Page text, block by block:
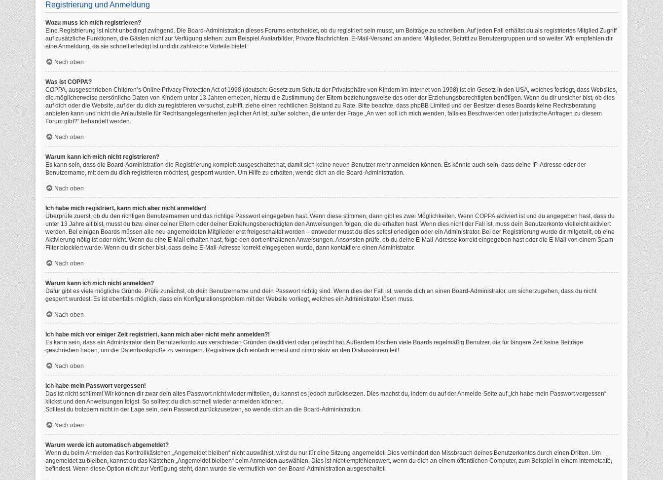
Registrierung und Anmeldung
Wozu muss ich mich registrieren?
Eine Registrierung ist nicht unbedingt zwingend. Die Board-Administration dieses Forums entscheidet, ob du registriert sein musst, um Beiträge zu schreiben. Auf jeden Fall erhältst du als registriertes Mitglied Zugriff
auf zusätzliche Funktionen, die Gästen nicht zur Verfügung stehen: zum Beispiel Avatarbilder, Private Nachrichten, E-Mail-Versand an andere Mitglieder, Beitritt zu Benutzergruppen und so weiter. Wir empfehlen dir
eine Anmeldung, da sie schnell erledigt ist und dir zahlreiche Vorteile bietet.
Nach oben
Was ist COPPA?
COPPA, ausgeschrieben Children’s Online Privacy Protection Act of 1998 (deutsch: Gesetz zum Schutz der Privatsphäre von Kindern im Internet von 1998) ist ein Gesetz in den USA, welches festlegt, dass Websites,
die möglicherweise persönliche Daten von Kindern unter 13 Jahren erheben, hierzu die Zustimmung der Eltern beziehungsweise des oder der Erziehungsberechtigten benötigen. Wenn du dir unsicher bist, ob dies
auf dich oder die Website, auf der du dich zu registrieren versuchst, zutrifft, ziehe einen rechtlichen Beistand zu Rate. Bitte beachte, dass phpBB Limited und der Besitzer dieses Boards keine Rechtsberatung
anbieten kann und nicht die Anlaufstelle für Rechtsangelegenheiten jeglicher Art ist; außer solchen, die unter der Frage „An wen soll ich mich wenden, falls es Beschwerden oder juristische Anfragen zu diesem
Forum gibt?“ behandelt werden.
Nach oben
Warum kann ich mich nicht registrieren?
Es kann sein, dass die Board-Administration die Registrierung komplett ausgeschaltet hat, damit sich keine neuen Benutzer mehr anmelden können. Es könnte auch sein, dass deine IP-Adresse oder der
Benutzername, mit dem du dich registrieren möchtest, gesperrt wurden. Um Hilfe zu erhalten, wende dich an die Board-Administration.
Nach oben
Ich habe mich registriert, kann mich aber nicht anmelden!
Überprüfe zuerst, ob du den richtigen Benutzernamen und das richtige Passwort eingegeben hast. Wenn diese stimmen, dann gibt es zwei Möglichkeiten. Wenn COPPA aktiviert ist und du angegeben hast, dass du
unter 13 Jahre alt bist, musst du bzw. einer deiner Eltern oder deiner Erziehungsberechtigten den Anweisungen folgen, die du erhalten hast. Wenn dies nicht der Fall ist, muss dein Benutzerkonto vielleicht aktiviert
werden. Bei einigen Boards müssen alle neu angemeldeten Mitglieder erst freigeschaltet werden – entweder musst du dies selbst erledigen oder ein Administrator. Bei der Registrierung wurde dir mitgeteilt, ob eine
Aktivierung nötig ist oder nicht. Wenn du eine E-Mail erhalten hast, folge den dort enthaltenen Anweisungen. Ansonsten prüfe, ob du deine E-Mail-Adresse korrekt eingegeben hast oder die E-Mail von einem Spam-
Filter blockiert wurde. Wenn du dir sicher bist, dass deine E-Mail-Adresse korrekt eingegeben wurde, dann kontaktiere einen Administrator.
Nach oben
Warum kann ich mich nicht anmelden?
Dafür gibt es viele mögliche Gründe. Prüfe zunächst, ob dein Benutzername und dein Passwort richtig sind. Wenn dies der Fall ist, wende dich an einen Board-Administrator, um sicherzugehen, dass du nicht
gesperrt wurdest. Es ist ebenfalls möglich, dass ein Konfigurationsproblem mit der Website vorliegt, welches ein Administrator lösen muss.
Nach oben
Ich habe mich vor einiger Zeit registriert, kann mich aber nicht mehr anmelden?!
Es kann sein, dass ein Administrator dein Benutzerkonto aus verschieden Gründen deaktiviert oder gelöscht hat. Außerdem löschen viele Boards regelmäßig Benutzer, die für längere Zeit keine Beiträge
geschrieben haben, um die Datenbankgröße zu verringern. Registriere dich einfach erneut und nimm aktiv an den Diskussionen teil!
Nach oben
Ich habe mein Passwort vergessen!
Das ist nicht schlimm! Wir können dir zwar dein altes Passwort nicht wieder mitteilen, du kannst es jedoch zurücksetzen. Dies machst du, indem du auf der Anmelde-Seite auf „Ich habe mein Passwort vergessen“
klickst und den Anweisungen folgst. So solltest du dich schnell wieder anmelden können.
Solltest du trotzdem nicht in der Lage sein, dein Passwort zurückzusetzen, so wende dich an die Board-Administration.
Nach oben
Warum werde ich automatisch abgemeldet?
Wenn du beim Anmelden das Kontrollkästchen „Angemeldet bleiben“ nicht auswählst, wirst du nur für eine Sitzung angemeldet. Dies verhindert den Missbrauch deines Benutzerkontos durch einen Dritten. Um
angemeldet zu bleiben, kannst du das Kästchen „Angemeldet bleiben“ beim Anmelden auswählen. Dies ist nicht empfehlenswert, wenn du dich an einem öffentlichen Computer, zum Beispiel in einem Internetcafé,
befindest. Wenn diese Option nicht zur Verfügung steht, dann wurde sie vermutlich von der Board-Administration ausgeschaltet.